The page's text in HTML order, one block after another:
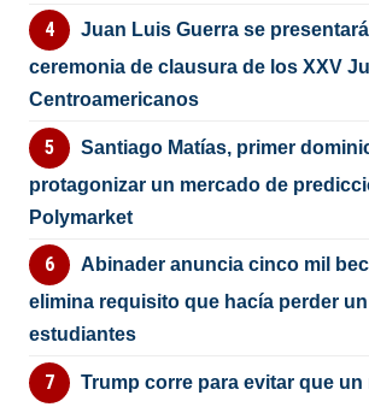
Juan Luis Guerra se
ceremonia de clausura de los XXV
Centroamericanos
Santiago Matías, primer
protagonizar un mercado de
Polymarket
Abinader anuncia cinco mil
elimina requisito que hacía perder
estudiantes
Trump corre para evitar que un